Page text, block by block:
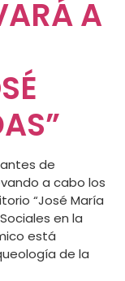
A
de
a cabo los
“José María
en la
está
de la